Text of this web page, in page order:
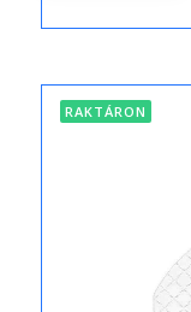
RAKTÁRON